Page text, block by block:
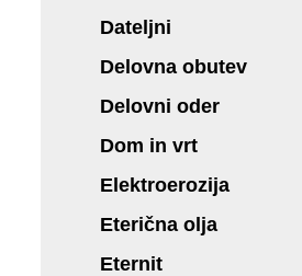
Dateljni
Delovna obutev
Delovni oder
Dom in vrt
Elektroerozija
Eterična olja
Eternit